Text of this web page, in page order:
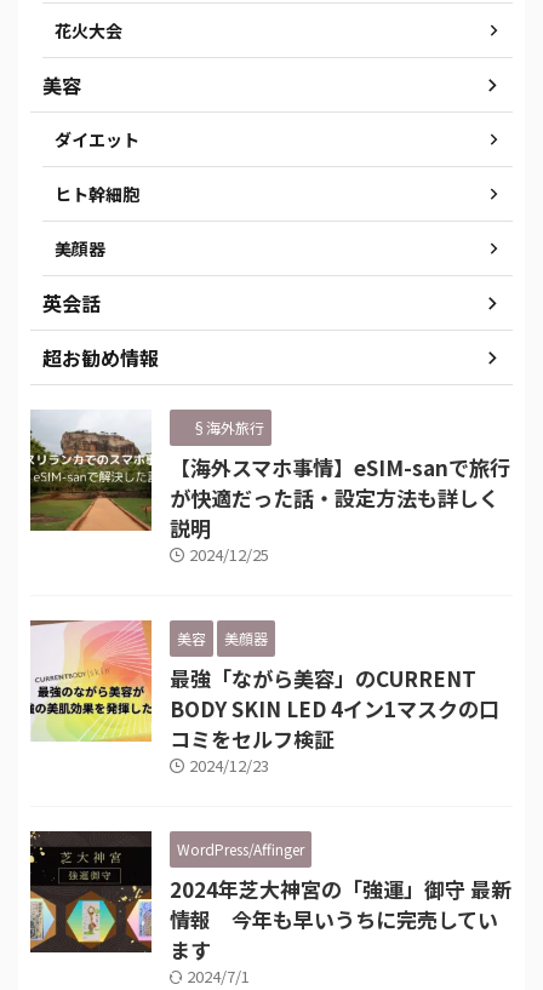
花火大会
美容
ダイエット
ヒト幹細胞
美顔器
英会話
超お勧め情報
§海外旅行
【海外スマホ事情】eSIM-sanで旅行
が快適だった話・設定方法も詳しく
説明
2024/12/25
美容 美顔器
最強「ながら美容」のCURRENT
BODY SKIN LED 4イン1マスクの口
コミをセルフ検証
2024/12/23
WordPress/Affinger
2024年芝大神宮の「強運」御守 最新
情報 今年も早いうちに完売してい
ます
2024/7/1